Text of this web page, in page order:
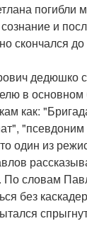
погибли
и
скончался
дедюшко
в основном
как:
"псевдоним
один из
По словам
без